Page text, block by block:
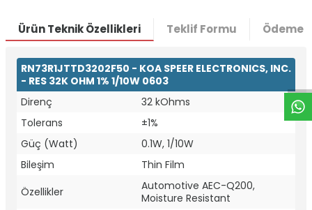
W
h
t
a
p
p
D
e
s
e
H
a
t
t
Ürün Teknik Özellikleri Teklif Formu Ödeme
RN73R1JTTD3202F50 - KOA SPEER ELECTRONICS, INC.
- RES 32K OHM 1% 1/10W 0603
Direnç
32 kOhms
Tolerans
±1%
Güç (Watt)
0.1W, 1/10W
Bileşim
Thin Film
Özellikler
Automotive AEC-Q200,
Moisture Resistant